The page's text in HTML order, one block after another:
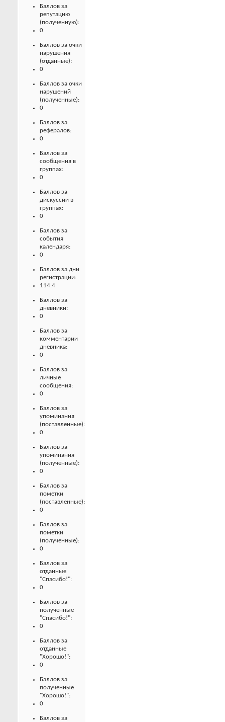
Баллов за
репутацию
(полученную):
0
Баллов за очки
нарушения
(отданные):
0
Баллов за очки
нарушений
(полученные):
0
Баллов за
рефералов:
0
Баллов за
сообщения в
группах:
0
Баллов за
дискуссии в
группах:
0
Баллов за
события
календаря:
0
Баллов за дни
регистрации:
114.4
Баллов за
дневники:
0
Баллов за
комментарии
дневника:
0
Баллов за
личные
сообщения:
0
Баллов за
упоминания
(поставленные):
0
Баллов за
упоминания
(полученные):
0
Баллов за
пометки
(поставленные):
0
Баллов за
пометки
(полученные):
0
Баллов за
отданные
"Спасибо!":
0
Баллов за
полученные
"Спасибо!":
0
Баллов за
отданные
"Хорошо!":
0
Баллов за
полученные
"Хорошо!":
0
Баллов за